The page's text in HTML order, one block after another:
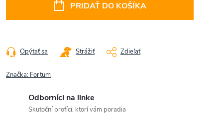
PRIDAŤ DO KOŠÍKA
Opýtať sa Strážiť Zdieľať
Značka: Fortum
Odborníci na linke
Skutoční profíci, ktorí vám poradia